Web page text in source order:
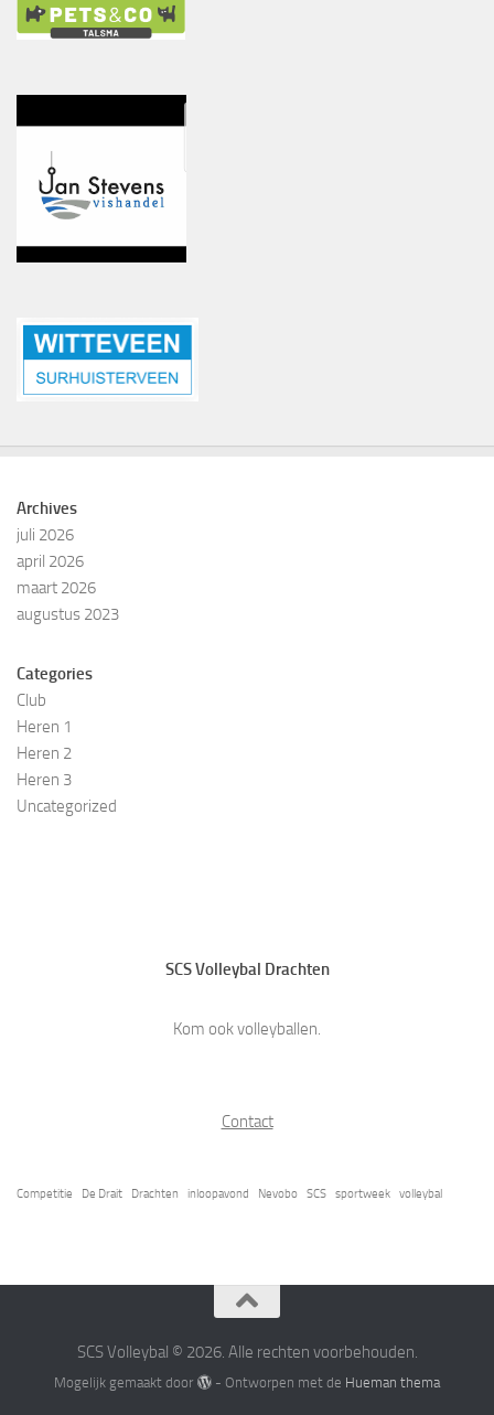
Archives
juli 2026
april 2026
maart 2026
augustus 2023
Categories
Club
Heren 1
Heren 2
Heren 3
Uncategorized
SCS Volleybal Drachten
Kom ook volleyballen.
Contact
Competitie De Drait Drachten inloopavond Nevobo SCS sportweek volleybal
SCS Volleybal © 2026. Alle rechten voorbehouden.
Mogelijk gemaakt door - Ontworpen met de Hueman thema